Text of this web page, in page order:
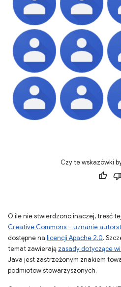
Czy te wskazówki
O ile nie stwierdzono inaczej, treść
Creative Commons – uznanie
dostępne na licencji Apache 2.0.
temat zawierają zasady dotyczące
Java jest zastrzeżonym znakiem
podmiotów stowarzyszonych.